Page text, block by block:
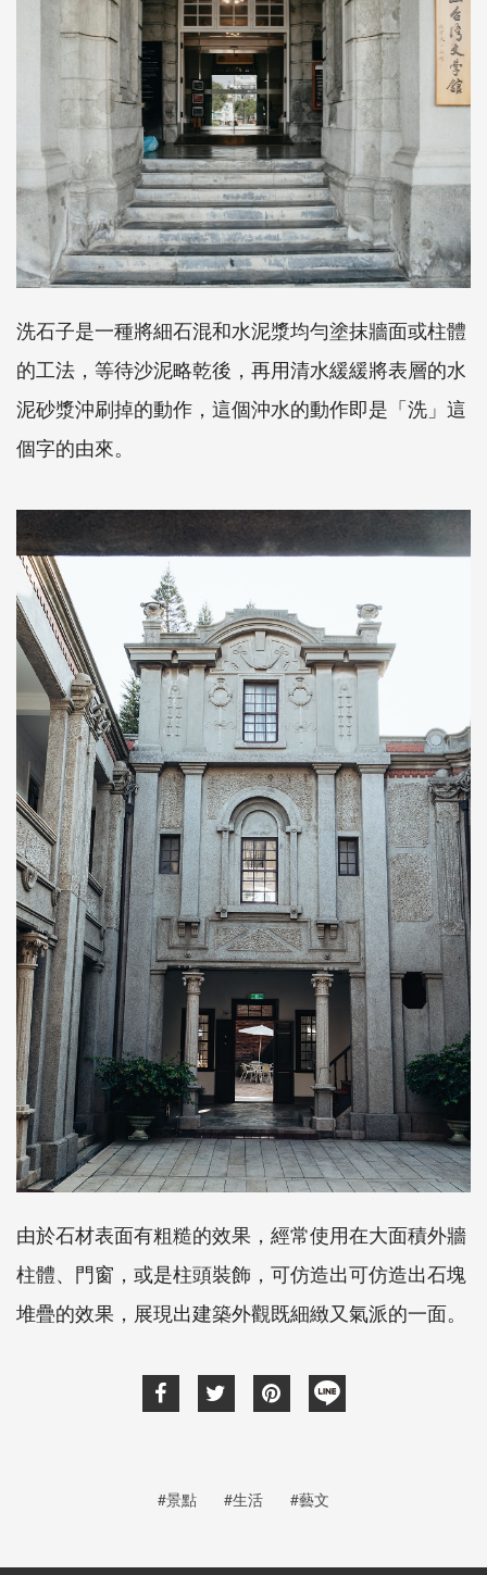
洗石子是一種將細石混和水泥漿均勻塗抹牆面或柱體
的工法，等待沙泥略乾後，再用清水緩緩將表層的水
泥砂漿沖刷掉的動作，這個沖水的動作即是「洗」這
個字的由來。
由於石材表面有粗糙的效果，經常使用在大面積外牆
柱體、門窗，或是柱頭裝飾，可仿造出可仿造出石塊
堆疊的效果，展現出建築外觀既細緻又氣派的一面。
#景點 #生活 #藝文